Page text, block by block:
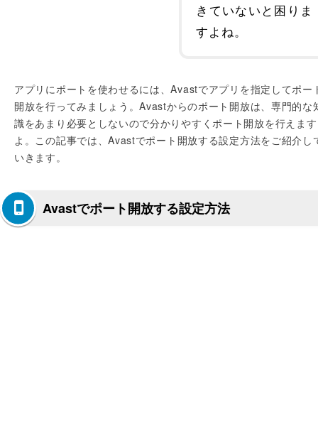
きていないと困りま
すよね。
アプリにポートを使わせるには、Avastでアプリを指定してポー
開放を行ってみましょう。Avastからのポート開放は、専門的な
識をあまり必要としないので分かりやすくポート開放を行えます
よ。この記事では、Avastでポート開放する設定方法をご紹介し
いきます。
Avastでポート開放する設定方法